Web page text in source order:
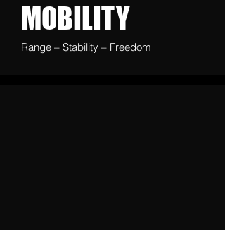
MOBILITY
Range – Stability – Freedom